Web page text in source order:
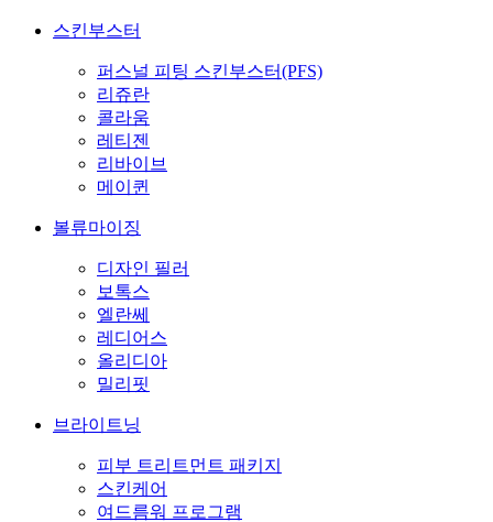
스킨부스터
퍼스널 피팅 스킨부스터(PFS)
리쥬란
콜라움
레티젠
리바이브
메이퀸
볼류마이징
디자인 필러
보톡스
엘란쎄
레디어스
올리디아
밀리핏
브라이트닝
피부 트리트먼트 패키지
스킨케어
여드름워 프로그램